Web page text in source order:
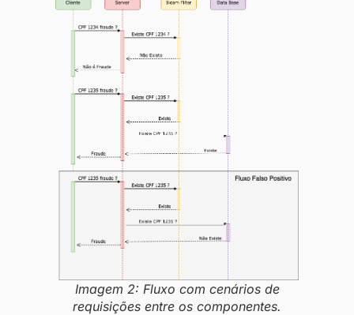
Imagem 2: Fluxo com cenários de
requisições entre os componentes.